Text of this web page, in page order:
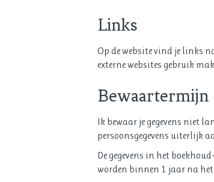
Links
Op de website vind je links
externe websites gebruik
Bewaartermijn
Ik bewaar je gegevens niet
persoonsgegevens uiterlijk
De gegevens in het
worden binnen 1 jaar na